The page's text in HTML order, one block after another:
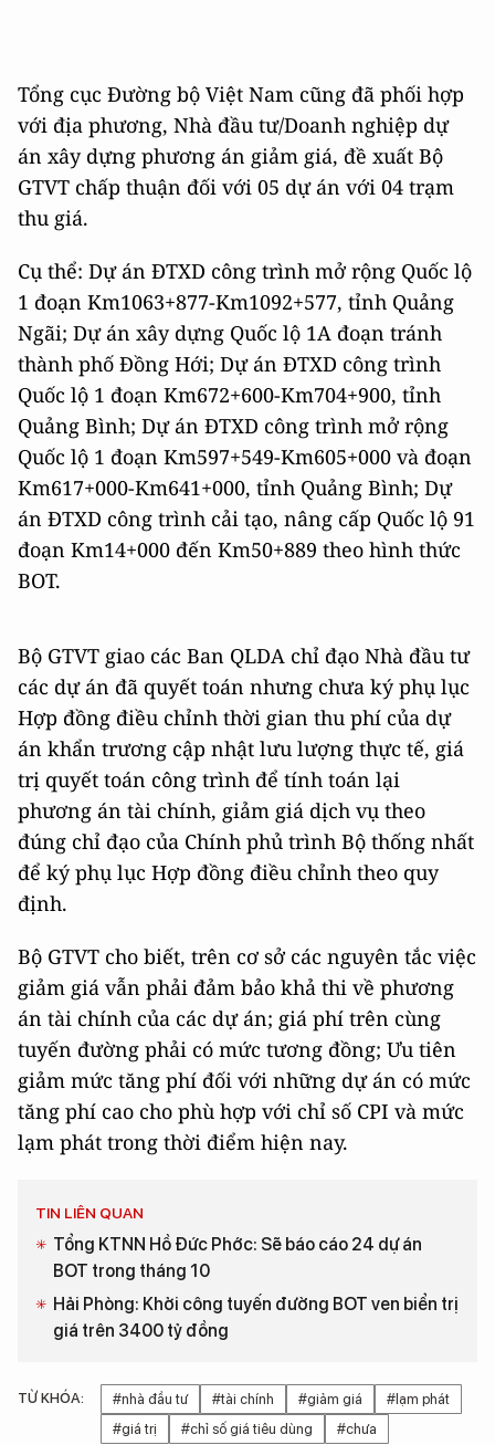
Tổng cục Đường bộ Việt Nam cũng đã phối hợp
với địa phương, Nhà đầu tư/Doanh nghiệp dự
án xây dựng phương án giảm giá, đề xuất Bộ
GTVT chấp thuận đối với 05 dự án với 04 trạm
thu giá.
Cụ thể: Dự án ĐTXD công trình mở rộng Quốc lộ
1 đoạn Km1063+877-Km1092+577, tỉnh Quảng
Ngãi; Dự án xây dựng Quốc lộ 1A đoạn tránh
thành phố Đồng Hới; Dự án ĐTXD công trình
Quốc lộ 1 đoạn Km672+600-Km704+900, tỉnh
Quảng Bình; Dự án ĐTXD công trình mở rộng
Quốc lộ 1 đoạn Km597+549-Km605+000 và đoạn
Km617+000-Km641+000, tỉnh Quảng Bình; Dự
án ĐTXD công trình cải tạo, nâng cấp Quốc lộ 91
đoạn Km14+000 đến Km50+889 theo hình thức
BOT.
Bộ GTVT giao các Ban QLDA chỉ đạo Nhà đầu tư
các dự án đã quyết toán nhưng chưa ký phụ lục
Hợp đồng điều chỉnh thời gian thu phí của dự
án khẩn trương cập nhật lưu lượng thực tế, giá
trị quyết toán công trình để tính toán lại
phương án tài chính, giảm giá dịch vụ theo
đúng chỉ đạo của Chính phủ trình Bộ thống nhất
để ký phụ lục Hợp đồng điều chỉnh theo quy
định.
Bộ GTVT cho biết, trên cơ sở các nguyên tắc việc
giảm giá vẫn phải đảm bảo khả thi về phương
án tài chính của các dự án; giá phí trên cùng
tuyến đường phải có mức tương đồng; Ưu tiên
giảm mức tăng phí đối với những dự án có mức
tăng phí cao cho phù hợp với chỉ số CPI và mức
lạm phát trong thời điểm hiện nay.
TIN LIÊN QUAN
Tổng KTNN Hồ Đức Phớc: Sẽ báo cáo 24 dự án
BOT trong tháng 10
Hải Phòng: Khởi công tuyến đường BOT ven biển trị
giá trên 3400 tỷ đồng
TỪ KHÓA: #nhà đầu tư #tài chính #giảm giá
#lạm phát
#giá trị
#chỉ số giá tiêu dùng #chưa